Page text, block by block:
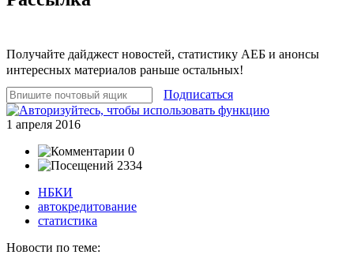
Получайте дайджест новостей, статистику АЕБ и анонсы
интересных материалов раньше остальных!
Подписаться
1 апреля 2016
0
2334
НБКИ
автокредитование
статистика
Новости по теме: